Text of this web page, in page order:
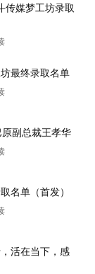
传媒梦工坊录取
最终录取名单
副总裁王孝华
名单（首发）
活在当下，感